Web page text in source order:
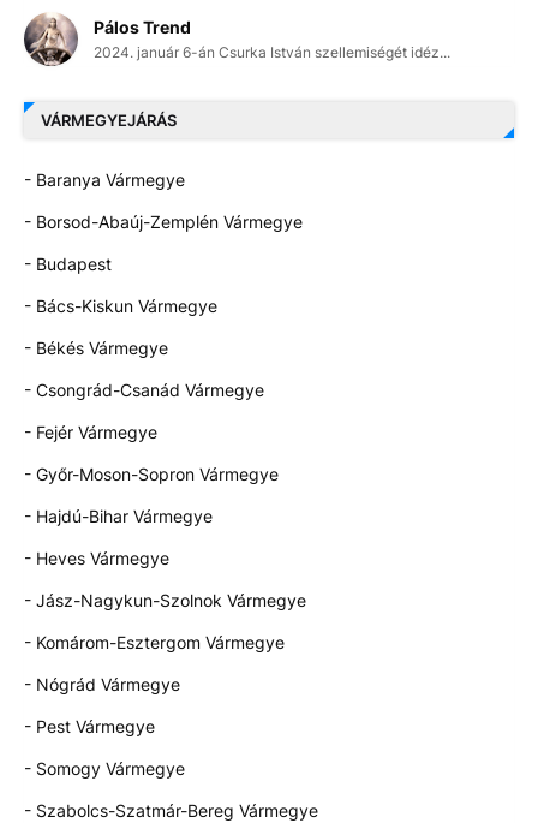
Pálos Trend
2024. január 6-án Csurka István szellemiségét idéz...
VÁRMEGYEJÁRÁS
- Baranya Vármegye
- Borsod-Abaúj-Zemplén Vármegye
- Budapest
- Bács-Kiskun Vármegye
- Békés Vármegye
- Csongrád-Csanád Vármegye
- Fejér Vármegye
- Győr-Moson-Sopron Vármegye
- Hajdú-Bihar Vármegye
- Heves Vármegye
- Jász-Nagykun-Szolnok Vármegye
- Komárom-Esztergom Vármegye
- Nógrád Vármegye
- Pest Vármegye
- Somogy Vármegye
- Szabolcs-Szatmár-Bereg Vármegye